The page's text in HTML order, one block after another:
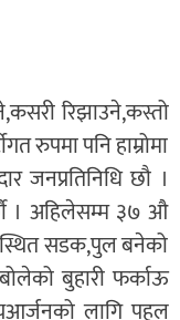
रिझाउने,कस्तो
रुपमा पनि हाम्रोमा
जनप्रतिनिधि छौ ।
। अहिलेसम्म ३७ औ
सडक,पुल बनेको
बुहारी फर्काऊ
लागि पहल